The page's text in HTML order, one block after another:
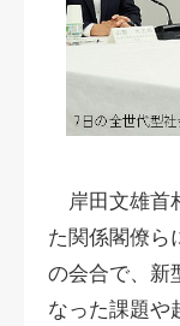
岸田文雄首
た関係閣僚ら
の会合で、新
なった課題や